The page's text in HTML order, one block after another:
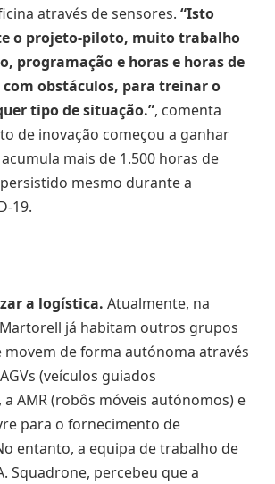
através de sensores. “Isto
o projeto-piloto, muito trabalho
programação e horas e horas de
obstáculos, para treinar o
tipo de situação.”, comenta
de inovação começou a ganhar
mais de 1.500 horas de
mesmo durante a
19.
a logística. Atualmente, na
Martorell já habitam outros grupos
movem de forma autónoma através
(veículos guiados
AMR (robôs móveis autónomos) e
para o fornecimento de
entanto, a equipa de trabalho de
Squadrone, percebeu que a